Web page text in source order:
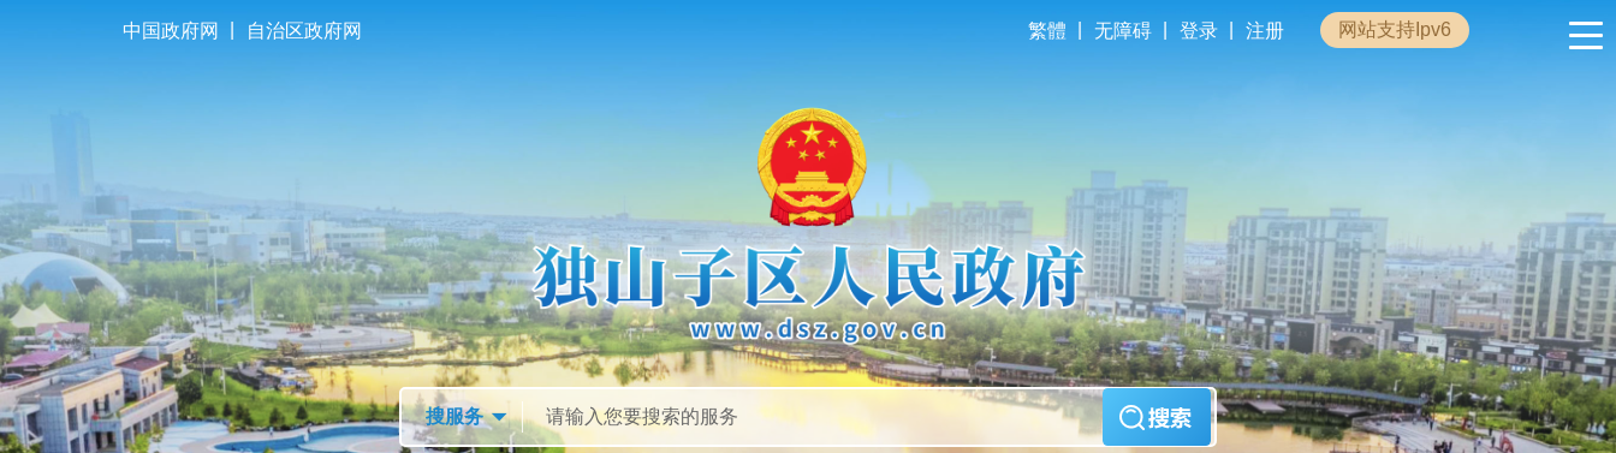
中国政府网 自治区政府网 繁體 无障碍 登录 注册 网站支持Ipv6
首页 政民互动 专题专栏